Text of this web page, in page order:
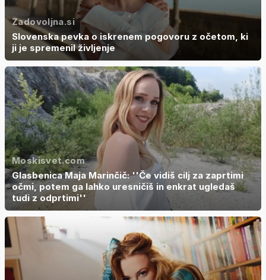
Zadovoljna.si
Slovenska pevka o iskrenem pogovoru z očetom, ki
ji je spremenil življenje
Moskisvet.com
Glasbenica Maja Marinčič: ''Če vidiš cilj za zaprtimi
očmi, potem ga lahko uresničiš in enkrat ugledaš
tudi z odprtimi''